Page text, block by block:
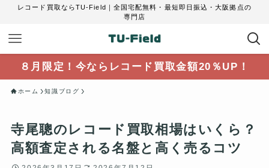
レコード買取ならTU-Field｜全国宅配無料・最短即日振込・大阪拠点の
専門店
８月限定！今ならレコード買取金額20％UP！
ホーム 知識ブログ
寺尾聰のレコード買取相場はいくら？
高額査定される名盤と高く売るコツ